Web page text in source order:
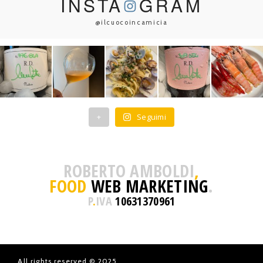
INSTA GRAM
@ilcuocoincamicia
+ Seguimi
ROBERTO AMBOLDI,
FOOD WEB MARKETING.
P.IVA10631370961
All rights reserved © 2025